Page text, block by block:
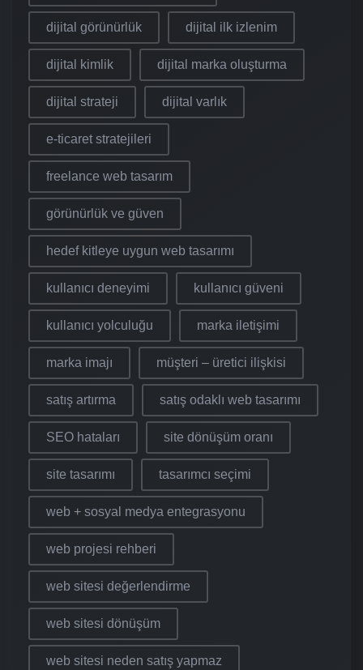
dijital görünürlük dijital ilk izlenim
dijital kimlik dijital marka oluşturma
dijital strateji dijital varlık
e-ticaret stratejileri
freelance web tasarım
görünürlük ve güven
hedef kitleye uygun web tasarımı
kullanıcı deneyimi kullanıcı güveni
kullanıcı yolculuğu marka iletişimi
marka imajı müşteri – üretici ilişkisi
satış artırma satış odaklı web tasarımı
SEO hataları site dönüşüm oranı
site tasarımı tasarımcı seçimi
web + sosyal medya entegrasyonu
web projesi rehberi
web sitesi değerlendirme
web sitesi dönüşüm
web sitesi neden satış yapmaz